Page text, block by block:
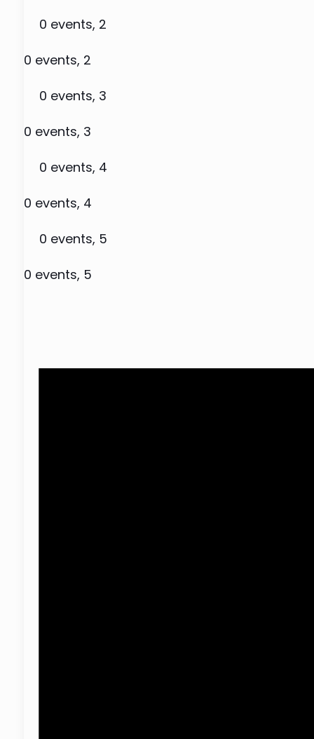
0 events, 2
0 events, 2
0 events, 3
0 events, 3
0 events, 4
0 events, 4
0 events, 5
0 events, 5